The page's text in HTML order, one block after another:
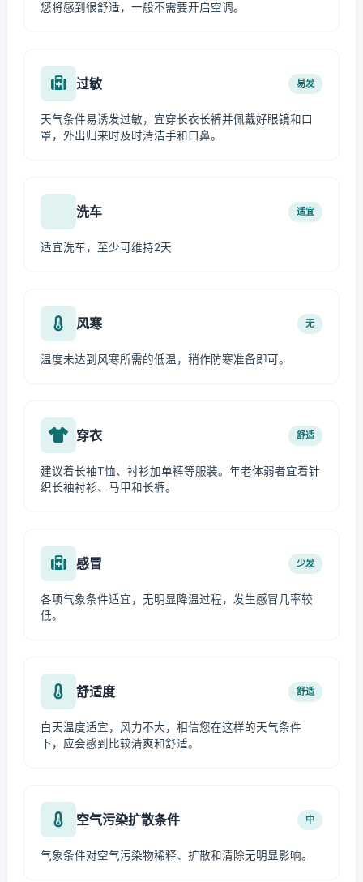
您将感到很舒适，一般不需要开启空调。
过敏 易发
天气条件易诱发过敏，宜穿长衣长裤并佩戴好眼镜和口
罩，外出归来时及时清洁手和口鼻。
洗车 适宜
适宜洗车，至少可维持2天
风寒 无
温度未达到风寒所需的低温，稍作防寒准备即可。
穿衣 舒适
建议着长袖T恤、衬衫加单裤等服装。年老体弱者宜着针
织长袖衬衫、马甲和长裤。
感冒 少发
各项气象条件适宜，无明显降温过程，发生感冒几率较
低。
舒适度 舒适
白天温度适宜，风力不大，相信您在这样的天气条件
下，应会感到比较清爽和舒适。
空气污染扩散条件 中
气象条件对空气污染物稀释、扩散和清除无明显影响。